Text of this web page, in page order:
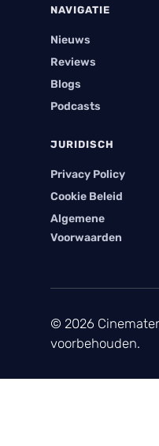
NAVIGATIE
Nieuws
Reviews
Blogs
Podcasts
JURIDISCH
Privacy Policy
Cookie Beleid
Algemene
Voorwaarden
© 2026
voorbehouden.